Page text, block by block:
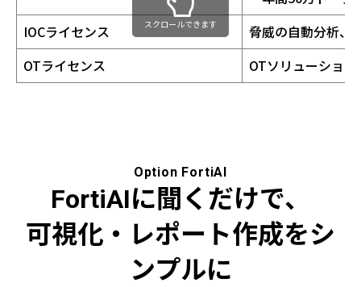
IOCライセンス
脅威の自動分析、
OTライセンス
OTソリューショ
スクロールできます
Option FortiAI
FortiAIに聞くだけで、
可視化・レポート作成をシ
ンプルに